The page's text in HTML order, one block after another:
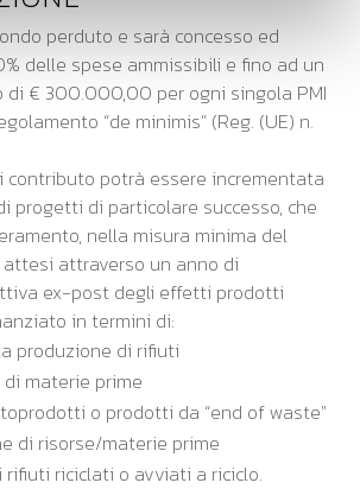
perduto e sarà concesso ed
delle spese ammissibili e fino ad un
di € 300.000,00 per ogni singola PMI
“de minimis” (Reg. (UE) n.
contributo potrà essere incrementata
progetti di particolare successo, che
nella misura minima del
attraverso un anno di
ex-post degli effetti prodotti
in termini di:
produzione di rifiuti
materie prime
o prodotti da “end of waste"
di risorse/materie prime
rifiuti riciclati o avviati a riciclo.